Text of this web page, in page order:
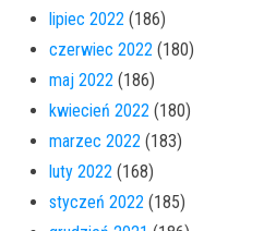
lipiec 2022 (186)
czerwiec 2022 (180)
maj 2022 (186)
kwiecień 2022 (180)
marzec 2022 (183)
luty 2022 (168)
styczeń 2022 (185)